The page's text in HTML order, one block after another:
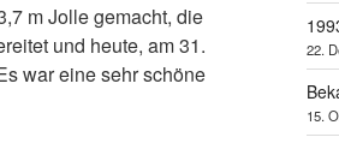
m Jolle gemacht, die
und heute, am 31.
war eine sehr schöne
22.
15.